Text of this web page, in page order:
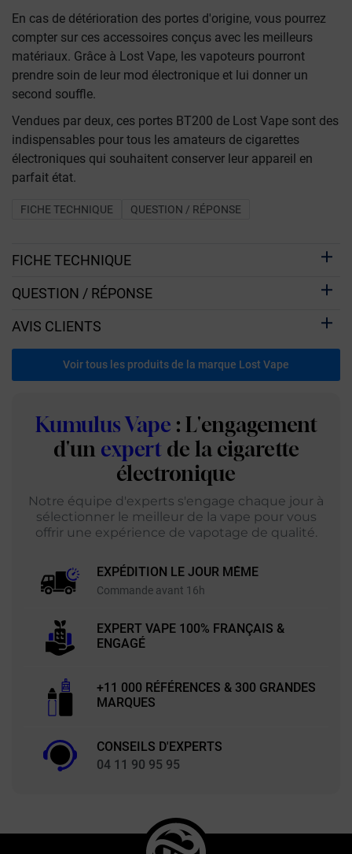
En cas de détérioration des portes d'origine, vous pourrez
compter sur ces accessoires conçus avec les meilleurs
matériaux. Grâce à Lost Vape, les vapoteurs pourront
prendre soin de leur mod électronique et lui donner un
second souffle.
Vendues par deux, ces portes BT200 de Lost Vape sont des
indispensables pour tous les amateurs de cigarettes
électroniques qui souhaitent conserver leur appareil en
parfait état.
FICHE TECHNIQUE QUESTION / RÉPONSE
FICHE TECHNIQUE
QUESTION / RÉPONSE
AVIS CLIENTS
Voir tous les produits de la marque Lost Vape
Kumulus Vape : L'engagement
d'un expert de la cigarette
électronique
Notre équipe d'experts s'engage chaque jour à
sélectionner le meilleur de la vape pour vous
offrir une expérience de vapotage de qualité.
EXPÉDITION LE JOUR MÊME
Commande avant 16h
EXPERT VAPE 100% FRANÇAIS &
ENGAGÉ
+11 000 RÉFÉRENCES & 300 GRANDES
MARQUES
CONSEILS D'EXPERTS
04 11 90 95 95